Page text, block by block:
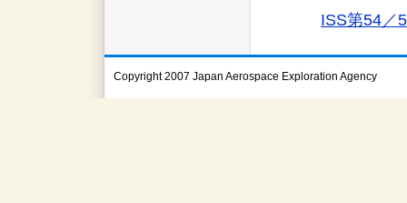
ISS第54／
Copyright 2007 Japan Aerospace Exploration Agency